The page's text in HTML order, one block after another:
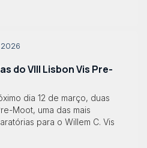
2026
do VIII Lisbon Vis Pre-
dia 12 de março, duas
Moot, uma das mais
para o Willem C. Vis